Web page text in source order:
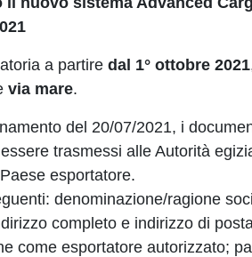
a partire dal 1° ottobre 2021
via mare.
del 20/07/2021, i
trasmessi alle Autorità
esportatore.
denominazione/ragione
completo e indirizzo di
come esportatore autorizzato;